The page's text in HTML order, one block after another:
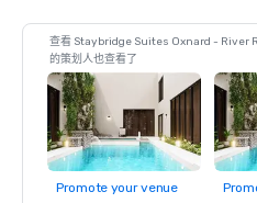
查看 Staybridge Suites Oxnard - River
的策划人也查看了
Promote your venue